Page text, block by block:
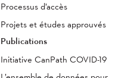
Processus d’accès
Projets et études approuvés
Publications
Initiative CanPath COVID-19